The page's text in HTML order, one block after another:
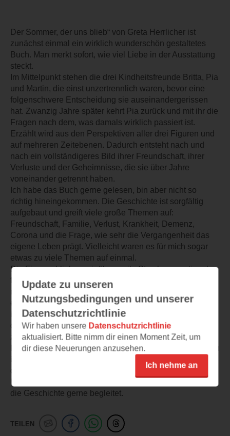
Der Sommer, der uns blieb“ von Greta Herrlicher ist
zunächst einmal ein wirklich wunderschön gestaltetes
Buch. Man merkt sofort, wie viel Liebe in der Ausstattung
steckt.
Im Mittelpunkt stehen die drei Kindheitsfreunde Britta, Pia
und Martin, die einst unzertrennlich waren, bevor eine
folgenschwere Entscheidung sie auseinandergerissen
hat. Zwanzig Jahre später kehrt Pia zurück und mit ihr die
Fragen nach dem, was damals wirklich passiert ist.
Erzählt wird aus den Perspektiven aller drei Figuren und
auf mehreren Zeitebenen. Dadurch entsteht nach und
nach ein vollständigeres Bild ihrer Freundschaft, ihrer
Verluste und der Geheimnisse, die sie über Jahre
voneinander getrennt haben.
Ich habe das Buch gerne gelesen, bin aber nicht so
richtig hineingekommen. Die Geschichte ist sorgfältig
aufgebaut und greift viele große Themen auf:
Freundschaft, Familie, Verlust, Krankheit, Demenz,
Corona und die Frage, wie sehr die Vergangenheit das
eigene Leben prägt. Vielleicht waren es für mich sogar
etwas zu viele Themen auf einmal.
Die Figuren blieben mir über weite Strecken emotional
fern. Ich konnte einige ihrer Entscheidungen nicht immer
nachvollziehen und hatte dadurch Schwierigkeiten, eine
echte Verbindung zu ihnen aufzubauen. Gleichzeitig fand
ich die Grundidee und die Entwicklung der Geschichte
durchaus interessant und wollte wissen, wie alles
zusammenhängt.
Für mich ist das ein ruhiger, eher melancholischer Roman
über Freundschaft, verpasste Chancen und die Spuren,
die Menschen in unserem Leben hinterlassen. Emotional
die Geschichte gerne begleitet.
TEILEN
Update zu unseren
Nutzungsbedingungen und unserer
Datenschutzrichtlinie
Wir haben unsere Datenschutzrichtlinie
aktualisiert. Bitte nimm dir einen Moment Zeit, um
dir diese Neuerungen anzusehen.
Ich nehme an